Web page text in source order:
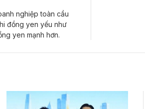
nghiệp toàn cầu
đồng yen yếu như
yen mạnh hơn.